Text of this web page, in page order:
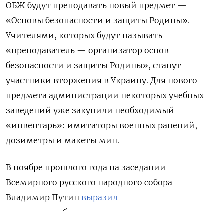
ОБЖ будут преподавать новый предмет —
«Основы безопасности и защиты Родины».
Учителями, которых будут называть
«преподаватель — организатор основ
безопасности и защиты Родины», станут
участники вторжения в Украину. Для нового
предмета администрации некоторых учебных
заведений уже закупили необходимый
«инвентарь»: имитаторы военных ранений,
дозиметры и макеты мин.
В ноябре прошлого года на заседании
Всемирного русского народного собора
Владимир Путин выразил